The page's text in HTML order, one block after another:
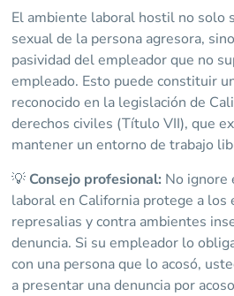
El ambiente laboral hostil no solo
sexual de la persona agresora,
pasividad del empleador que no
empleado. Esto puede constituir
reconocido en la legislación de
derechos civiles (Título VII), que
mantener un entorno de trabajo
💡 Consejo profesional: No ignore
laboral en California protege a los
represalias y contra ambientes
denuncia. Si su empleador lo
con una persona que lo acosó,
a presentar una denuncia por